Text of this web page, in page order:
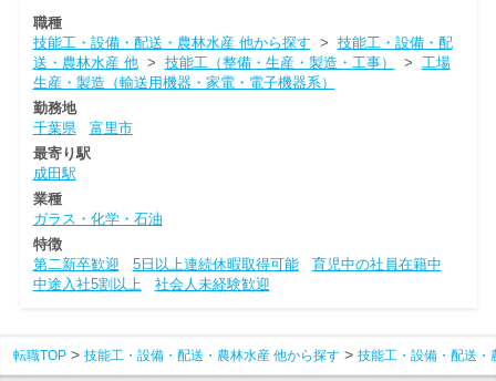
職種
技能工・設備・配送・農林水産 他から探す > 技能工・設備・配
送・農林水産 他> 技能工（整備・生産・製造・工事） > 工場
生産・製造（輸送用機器・家電・電子機器系）
勤務地
千葉県
富里市
最寄り駅
成田駅
業種
ガラス・化学・石油
特徴
第二新卒歓迎
5日以上連続休暇取得可能
育児中の社員在籍中
中途入社5割以上
社会人未経験歓迎
転職TOP 技能工・設備・配送・農林水産 他から探す 技能工・設備・配送・